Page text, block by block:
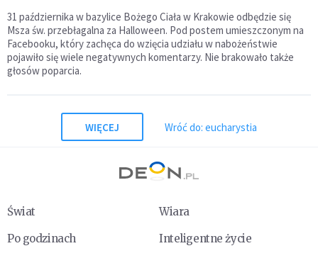
31 października w bazylice Bożego Ciała w Krakowie odbędzie się
Msza św. przebłagalna za Halloween. Pod postem umieszczonym na
Facebooku, który zachęca do wzięcia udziału w nabożeństwie
pojawiło się wiele negatywnych komentarzy. Nie brakowało także
głosów poparcia.
WIĘCEJ Wróć do: eucharystia
Świat
Wiara
Po godzinach
Inteligentne życie